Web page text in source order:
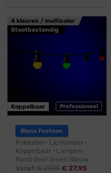
4 kleuren / multicolor
Stootbestendig
Professioneel
Koppelbaar
Blynx Festoon
Prikkabel · Lichtsnoer ·
Koppelbaar · Lampen:
Rood Geel Groen Blauw
Vanaf:€29,95 € 27,95